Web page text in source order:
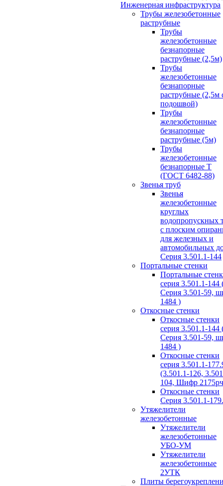
Инженерная инфраструктура
Трубы железобетонные
раструбные
Трубы
железобетонные
безнапорные
раструбные (2,5м)
Трубы
железобетонные
безнапорные
раструбные (2,5м
подошвой)
Трубы
железобетонные
безнапорные
раструбные (5м)
Трубы
железобетонные
безнапорные Т
(ГОСТ 6482-88)
Звенья труб
Звенья
железобетонные
круглых
водопропускных
с плоским
для железных и
автомобильных
Серия 3.501.1-144
Портальные стенки
Портальные
серия 3.501.1-144
Серия 3.501-59,
1484 )
Откосные стенки
Откосные стенки
серия 3.501.1-144
Серия 3.501-59,
1484 )
Откосные стенки
серия 3.501.1-
(3.501.1-126,
104, Шифр
Откосные стенки
Серия 3.501.1-
Утяжелители
железобетонные
Утяжелители
железобетонные
УБО-УМ
Утяжелители
железобетонные
2УТК
Плиты